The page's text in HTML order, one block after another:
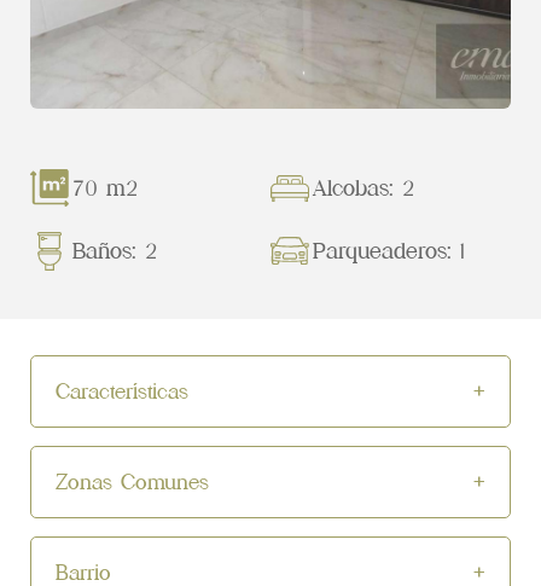
70 m2 Alcobas: 2
Baños: 2 Parqueaderos: 1
Características
Zonas Comunes
Barrio